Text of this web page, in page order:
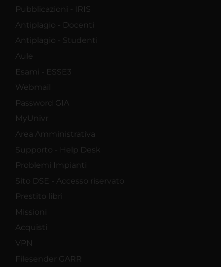
Pubblicazioni - IRIS
Antiplagio - Docenti
Antiplagio - Studenti
Aule
Esami - ESSE3
Webmail
Password GIA
MyUnivr
Area Amministrativa
Supporto - Help Desk
Problemi Impianti
Sito DSE - Accesso riservato
Prestito libri
Missioni
Acquisti
VPN
Filesender GARR